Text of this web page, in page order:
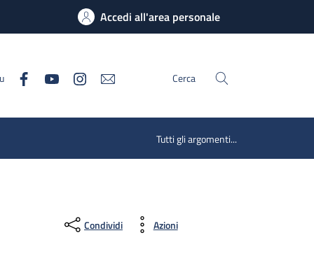
Accedi all'area personale
Cerca
Tutti gli argomenti...
Condividi Azioni